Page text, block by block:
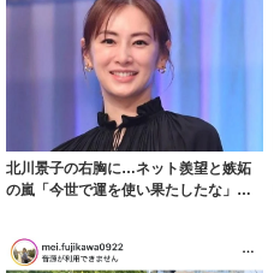
北川景子の右胸に…ネット羨望と嫉妬
の嵐「今世で運を使い果たしたな」